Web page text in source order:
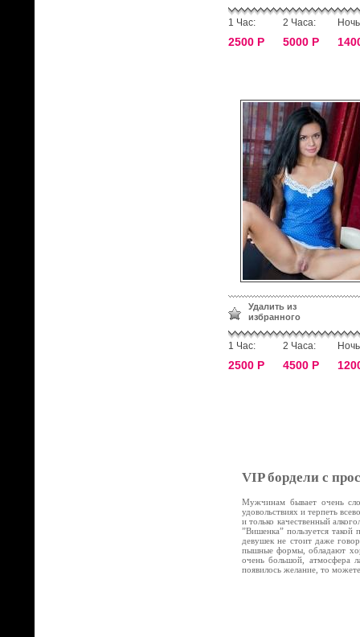
1 Час:
2500 Р
2 Часа:
5000 Р
Удалить из
избранного
1 Час:
2500 Р
2 Часа:
4500 Р
VIP бордели с
Мужчинам бывает очень
удовольствиях и терпеть
и только качественный
”Вишенка” пользуется
девушек не стоит даже
пышные формы, обладают
очень большой, атмосфера
появилось желание, то